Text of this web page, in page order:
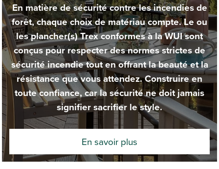
En matière de sécurité contre les incendies de
forêt, chaque choix de matériau compte. Le ou
les plancher(s) Trex conformes à la WUI sont
conçus pour respecter des normes strictes de
sécurité incendie tout en offrant la beauté et la
résistance que vous attendez. Construire en
toute confiance, car la sécurité ne doit jamais
signifier sacrifier le style.
En savoir plus